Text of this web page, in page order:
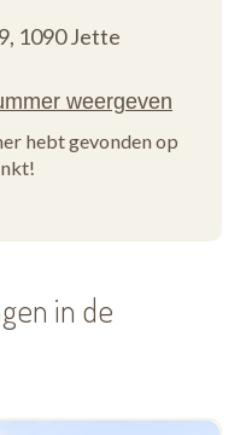
1090 Jette
hebt gevonden op
in de